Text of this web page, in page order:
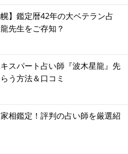
幌】鑑定暦42年の大ベテラン占
先生をご存知？
スパート占い師『波木星龍』先
う方法＆口コミ
相鑑定！評判の占い師を厳選紹